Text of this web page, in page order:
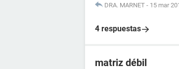
DRA. MARNET - 15 mar
4 respuestas
matriz débil